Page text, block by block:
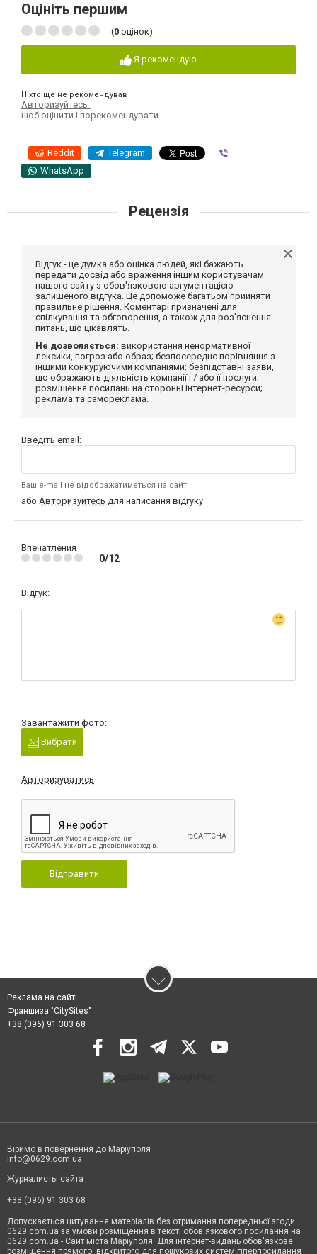
Оцініть першим
(0 оцінок)
Я рекомендую
Ніхто ще не рекомендував
Авторизуйтесь
щоб оцінити і порекомендувати
Reddit Telegram
WhatsApp
Рецензія
Відгук - це думка або оцінка людей, які бажають
передати досвід або враження іншим користувачам
нашого сайту з обов'язковою аргументацією
залишеного відгука. Це допоможе багатьом прийняти
правильне рішення. Коментарі призначені для
спілкування та обговорення, а також для роз'яснення
питань, що цікавлять.
Не дозволяється: використання ненормативної
лексики, погроз або образ; безпосереднє порівняння з
іншими конкуруючими компаніями; безпідставні заяви,
що ображають діяльність компанії і / або її послуги;
розміщення посилань на сторонні інтернет-ресурси;
реклама та самореклама.
Введіть email:
Ваш e-mail не відображатиметься на сайті
або Авторизуйтесь для написання відгуку
Впечатления
0/12
Відгук:
Завантажити фото:
Вибрати
Авторизуватись
Відправити
Реклама на сайті
Франшиза "CitySites"
+38 (096) 91 303 68
Віримо в повернення до Маріуполя
info@0629.com.ua
Журналисты сайта
+38 (096) 91 303 68
Допускається цитування матеріалів без отримання попередньої згоди
0629.com.ua за умови розміщення в тексті обов'язкового посилання на
0629.com.ua - Сайт міста Маріуполя. Для інтернет-видань обов'язкове
розміщення прямого, відкритого для пошукових систем гіперпосилання